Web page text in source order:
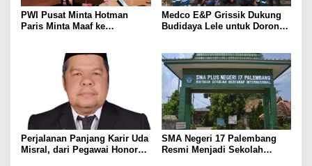
PWI Pusat Minta Hotman
Paris Minta Maaf ke
Medco E&P Grissik Dukung
Budidaya Lele untuk Dorong
Perjalanan Panjang Karir Uda
Misral, dari Pegawai Honorer
SMA Negeri 17 Palembang
Resmi Menjadi Sekolah